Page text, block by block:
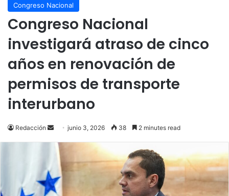
Congreso Nacional
Congreso Nacional
investigará atraso de cinco
años en renovación de
permisos de transporte
interurbano
Redacción
Send
email
junio 3, 2026 38 2 minutes read